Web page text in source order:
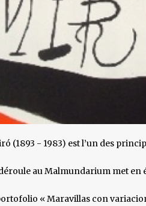
(1893 - 1983) est l’un des
au Malmundarium met en
« Maravillas con